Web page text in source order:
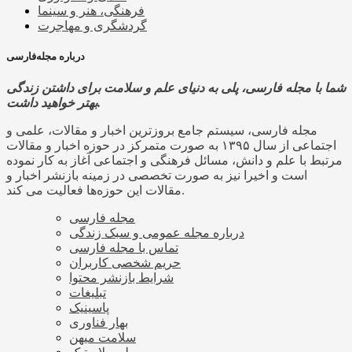
فرهنگی، هنر و سینما
گردشگری و مهاجرت
درباره مجله‌فارسی
شما با مجله فارسی، پلی به دنیای علم و سلامت برای داشتن زندگی
بهتر خواهید داشت.
مجله فارسی، سیستم جامع بروزترین اخبار و مقالات، علمی و
اجتماعی از سال ۱۳۹۵ به صورت متمرکز در حوزه اخبار و مقالات
مرتبط با علم و دانش، مسائل فرهنگی و اجتماعی آغاز به کار نموده
است و اخیرا نیز به صورت تخصصی در زمینه بازنشر اخبار و
مقالات این حوزه‌ها فعالیت می کند.
مجله فارسی
درباره مجله عمومی و سبک زندگی
تماس با مجله فارسی
حریم شخصی کاربران
شرایط بازنشر محتوا
تبلیغات
پاسینیک
بهار فناوری
سلامت میهن